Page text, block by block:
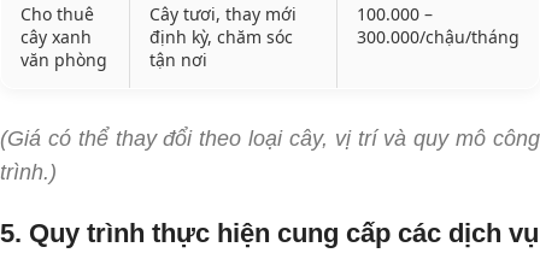
Cho thuê
cây xanh
văn phòng
Cây tươi, thay mới
định kỳ, chăm sóc
tận nơi
100.000 –
300.000/chậu/tháng
(Giá có thể thay đổi theo loại cây, vị trí và quy mô công
trình.)
5. Quy trình thực hiện cung cấp các dịch vụ